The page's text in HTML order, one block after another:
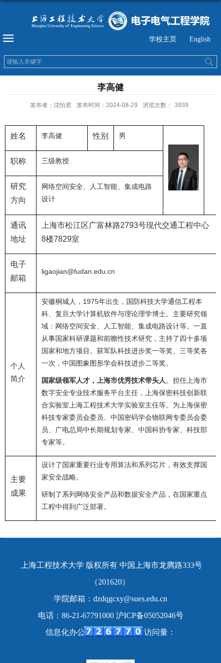
学校主页 English
李高健
发布者：沈怡君 发布时间：2024-08-29 浏览次数： 3939
姓名 李高健 性别 男
职称 三级教授
研究
方向
网络空间安全、人工智能、集成电路
设计
通讯
地址
上海市松江区广富林路2793号现代交通工程中心
8楼7829室
电子
邮箱
ligaojian@fudan.edu.cn
个人
简介
安徽桐城人， 1975年出生，国防科技大学通信工程本
科、复旦大学计算机软件与理论理学博士。主要研究领
域：网络空间安全、人工智能、集成电路设计等。一直
从事国家科研课题和前瞻性技术研究，主持了四十多项
国家和地方项目。获军队科技进步奖一等奖、三等奖各
一次，中国图象图形学会科技进步二等奖。
国家级领军人才，上海市优秀技术带头人。担任上海市
数字安全专业技术服务平台主任，上海保密科技创新联
合实验室上海工程技术大学实验室主任等。为上海保密
科技专家委员会委员、中国密码学会物联网专委员会委
员、广电总局中长期规划专家、中国科协专家、科技部
专家等。
主要
成果
设计了国家重要行业专用算法和系列芯片，有效支撑国
家安全战略。
研制了系列网络安全产品和数据安全产品，在国家重点
工程中得到广泛部署。
上海工程技术大学 版权所有 中国上海市龙腾路333号
（201620）
学院邮箱：dzdqgcxy@sues.edu.cn
电话：86-21-67791000 沪ICP备05052046号
信息化办公室 制作维护 网站访问量：